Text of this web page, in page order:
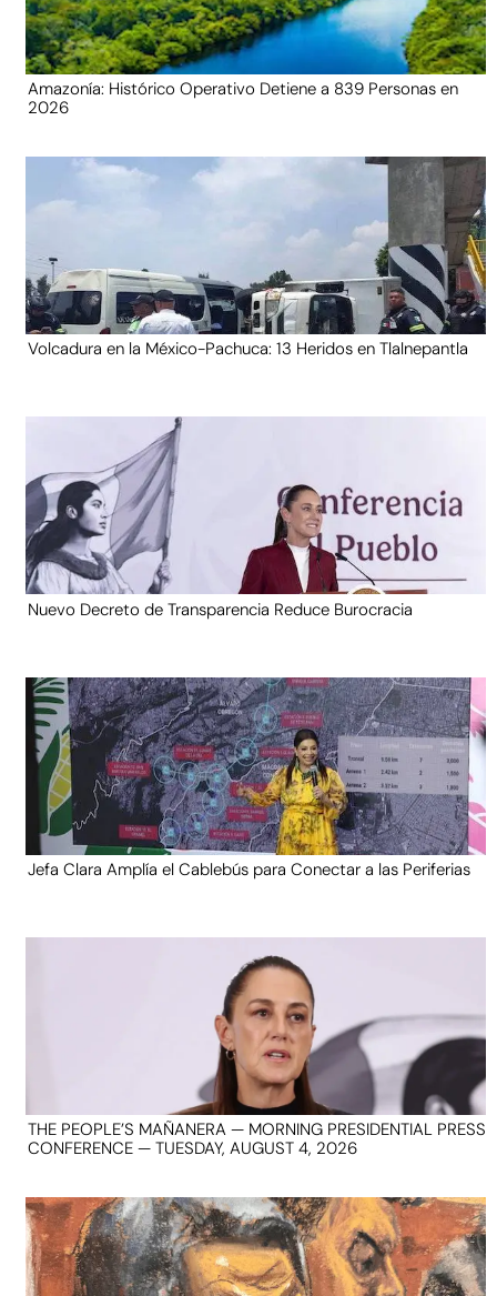
Amazonía: Histórico Operativo Detiene a 839 Personas en
2026
Volcadura en la México-Pachuca: 13 Heridos en Tlalnepantla
Nuevo Decreto de Transparencia Reduce Burocracia
Jefa Clara Amplía el Cablebús para Conectar a las Periferias
THE PEOPLE’S MAÑANERA — MORNING PRESIDENTIAL PRESS
CONFERENCE — TUESDAY, AUGUST 4, 2026